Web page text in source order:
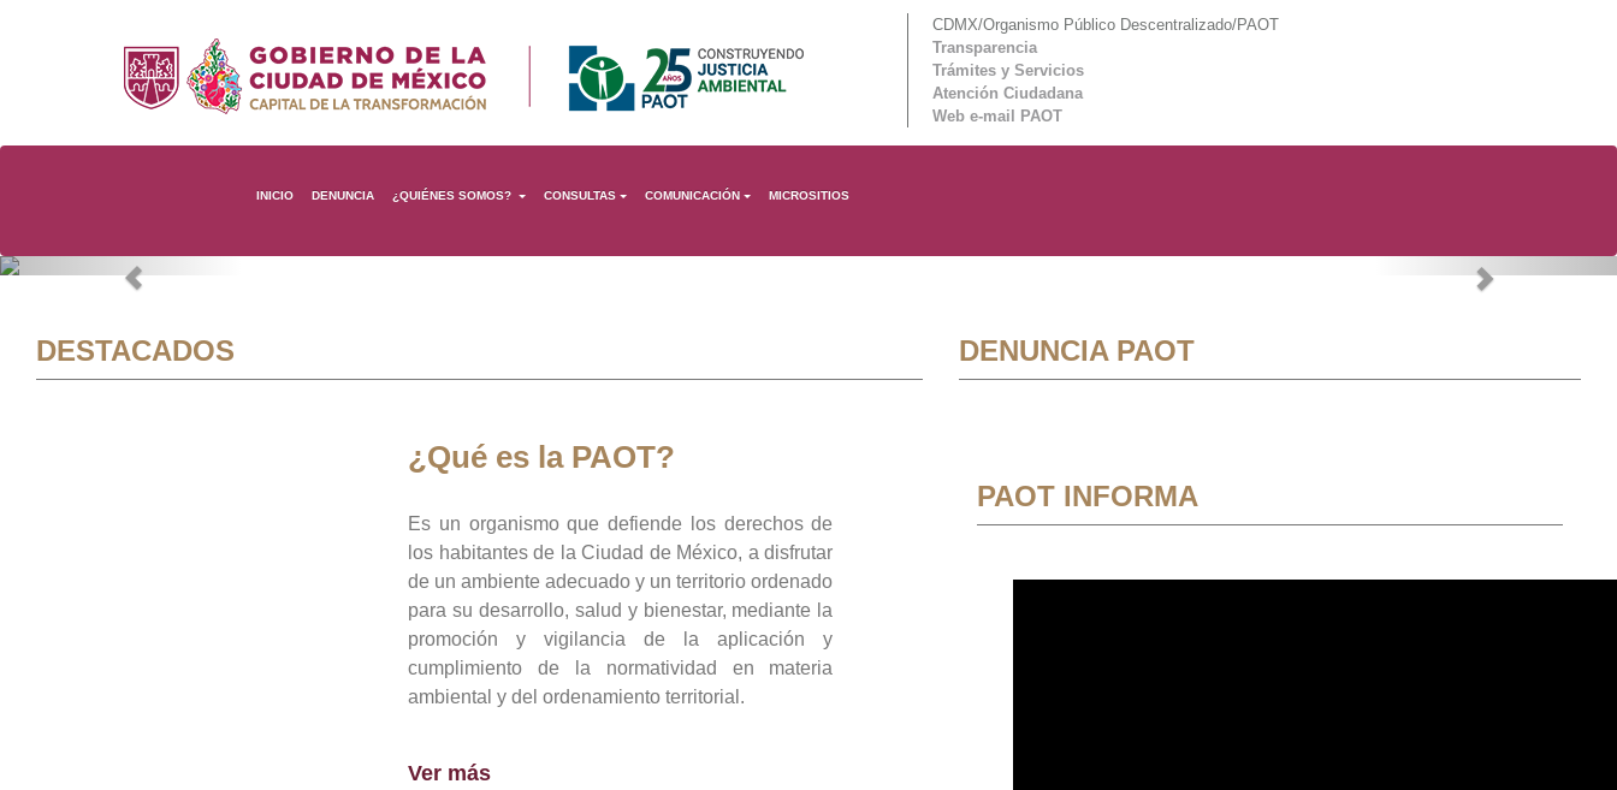
CDMX/Organismo Público Descentralizado/PAOT
Transparencia
Trámites y Servicios
Atención Ciudadana
Web e-mail PAOT
INICIO DENUNCIA ¿QUIÉNES SOMOS? CONSULTAS COMUNICACIÓN MICROSITIOS
Previous Next
DESTACADOS
¿Qué es la PAOT?
Es un organismo que defiende los derechos de
los habitantes de la Ciudad de México, a disfrutar
de un ambiente adecuado y un territorio ordenado
para su desarrollo, salud y bienestar, mediante la
promoción y vigilancia de la aplicación y
cumplimiento de la normatividad en materia
ambiental y del ordenamiento territorial.
Ver más
DENUNCIA PAOT
PAOT INFORMA